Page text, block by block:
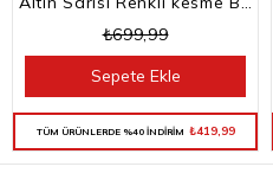
₺699,99
TÜM ÜRÜNLERDE %40 İNDİRİM ₺419,99
Sepete Ekle